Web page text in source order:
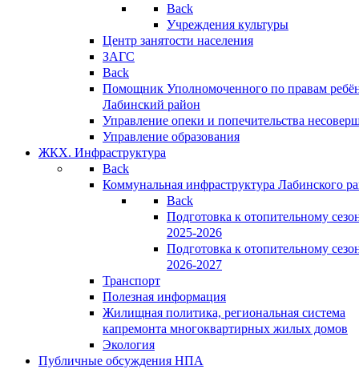
Back
Учреждения культуры
Центр занятости населения
ЗАГС
Back
Помощник Уполномоченного по правам
Лабинский район
Управление опеки и попечительства
Управление образования
ЖКХ. Инфраструктура
Back
Коммунальная инфраструктура Лабинского
Back
Подготовка к отопительному
2025-2026
Подготовка к отопительному
2026-2027
Транспорт
Полезная информация
Жилищная политика, региональная система
капремонта многоквартирных жилых домов
Экология
Публичные обсуждения НПА